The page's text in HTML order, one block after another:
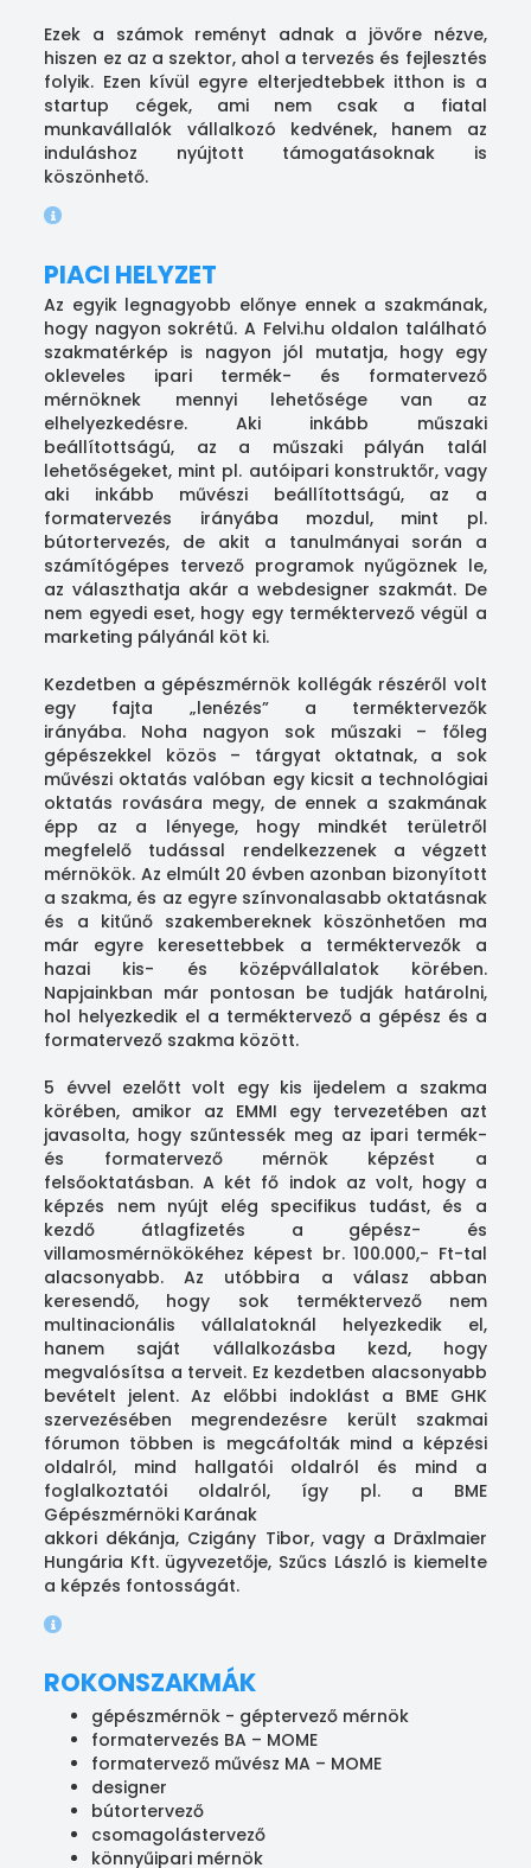
Ezek a számok reményt adnak a jövőre nézve,
hiszen ez az a szektor, ahol a tervezés és fejlesztés
folyik. Ezen kívül egyre elterjedtebbek itthon is a
startup cégek, ami nem csak a fiatal
munkavállalók vállalkozó kedvének, hanem az
induláshoz nyújtott támogatásoknak is
köszönhető.
PIACI HELYZET
Az egyik legnagyobb előnye ennek a szakmának,
hogy nagyon sokrétű. A Felvi.hu oldalon található
szakmatérkép is nagyon jól mutatja, hogy egy
okleveles ipari termék- és formatervező
mérnöknek mennyi lehetősége van az
elhelyezkedésre. Aki inkább műszaki
beállítottságú, az a műszaki pályán talál
lehetőségeket, mint pl. autóipari konstruktőr, vagy
aki inkább művészi beállítottságú, az a
formatervezés irányába mozdul, mint pl.
bútortervezés, de akit a tanulmányai során a
számítógépes tervező programok nyűgöznek le,
az választhatja akár a webdesigner szakmát. De
nem egyedi eset, hogy egy terméktervező végül a
marketing pályánál köt ki.
Kezdetben a gépészmérnök kollégák részéről volt
egy fajta „lenézés” a terméktervezők
irányába. Noha nagyon sok műszaki – főleg
gépészekkel közös – tárgyat oktatnak, a sok
művészi oktatás valóban egy kicsit a technológiai
oktatás rovására megy, de ennek a szakmának
épp az a lényege, hogy mindkét területről
megfelelő tudással rendelkezzenek a végzett
mérnökök. Az elmúlt 20 évben azonban bizonyított
a szakma, és az egyre színvonalasabb oktatásnak
és a kitűnő szakembereknek köszönhetően ma
már egyre keresettebbek a terméktervezők a
hazai kis- és középvállalatok körében.
Napjainkban már pontosan be tudják határolni,
hol helyezkedik el a terméktervező a gépész és a
formatervező szakma között.
5 évvel ezelőtt volt egy kis ijedelem a szakma
körében, amikor az EMMI egy tervezetében azt
javasolta, hogy szűntessék meg az ipari termék-
és formatervező mérnök képzést a
felsőoktatásban. A két fő indok az volt, hogy a
képzés nem nyújt elég specifikus tudást, és a
kezdő átlagfizetés a gépész- és
villamosmérnökökéhez képest br. 100.000,- Ft-tal
alacsonyabb. Az utóbbira a válasz abban
keresendő, hogy sok terméktervező nem
multinacionális vállalatoknál helyezkedik el,
hanem saját vállalkozásba kezd, hogy
megvalósítsa a terveit. Ez kezdetben alacsonyabb
bevételt jelent. Az előbbi indoklást a BME GHK
szervezésében megrendezésre került szakmai
fórumon többen is megcáfolták mind a képzési
oldalról, mind hallgatói oldalról és mind a
foglalkoztatói oldalról, így pl. a BME
Gépészmérnöki Karának
akkori dékánja, Czigány Tibor, vagy a Dräxlmaier
Hungária Kft. ügyvezetője, Szűcs László is kiemelte
a képzés fontosságát.
ROKONSZAKMÁK
gépészmérnök - géptervező mérnök
formatervezés BA – MOME
formatervező művész MA – MOME
designer
bútortervező
csomagolástervező
könnyűipari mérnök